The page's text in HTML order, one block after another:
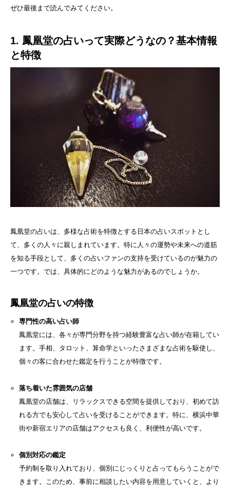
ぜひ最後まで読んでみてください。
1. 鳳凰堂の占いって実際どうなの？基本情報
と特徴
鳳凰堂の占いは、多様な占術を特徴とする日本の占いスポットとし
て、多くの人々に親しまれています。特に人々の運勢や未来への道筋
を知る手段として、多くの占いファンの支持を受けているのが魅力の
一つです。では、具体的にどのような魅力があるのでしょうか。
鳳凰堂の占いの特徴
専門性の高い占い師
鳳凰堂には、各々が専門分野を持つ経験豊富な占い師が在籍してい
ます。手相、タロット、算命学といったさまざまな占術を駆使し、
個々の客に合わせた鑑定を行うことが特徴です。
落ち着いた雰囲気の店舗
鳳凰堂の店舗は、リラックスできる空間を提供しており、初めて訪
れる方でも安心して占いを受けることができます。特に、横浜中華
街や新宿エリアの店舗はアクセスも良く、利便性が高いです。
個別対応の鑑定
予約制を取り入れており、個別にじっくりと占ってもらうことがで
きます。このため、事前に相談したい内容を用意していくと、より